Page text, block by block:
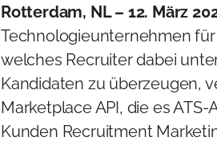
Rotterdam, NL – 12. März
Technologieunternehmen
welches Recruiter dabei
Kandidaten zu überzeugen,
Marketplace API, die es
Kunden Recruitment